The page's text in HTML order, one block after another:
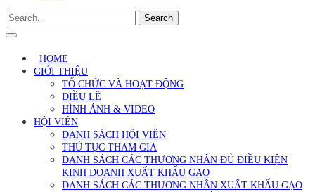
Search
HOME
GIỚI THIỆU
TỔ CHỨC VÀ HOẠT ĐỘNG
ĐIỀU LỆ
HÌNH ẢNH & VIDEO
HỘI VIÊN
DANH SÁCH HỘI VIÊN
THỦ TỤC THAM GIA
DANH SÁCH CÁC THƯƠNG NHÂN ĐỦ ĐIỀU KIỆN
KINH DOANH XUẤT KHẨU GẠO
DANH SÁCH CÁC THƯƠNG NHÂN XUẤT KHẨU GẠO